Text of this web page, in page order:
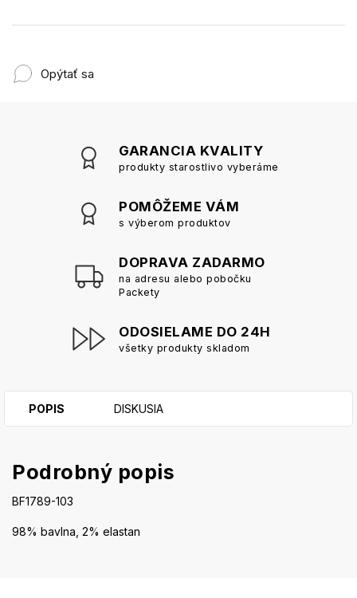
Opýtať sa
GARANCIA KVALITY
produkty starostlivo vyberáme
POMÔŽEME VÁM
s výberom produktov
DOPRAVA ZADARMO
na adresu alebo pobočku
Packety
ODOSIELAME DO 24H
všetky produkty skladom
POPIS DISKUSIA
Podrobný popis
BF1789-103
98% bavlna, 2% elastan